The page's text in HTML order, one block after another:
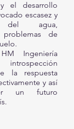
el desarrollo
escasez y
del agua,
de
Ingeniería
la respuesta
y así
un futuro